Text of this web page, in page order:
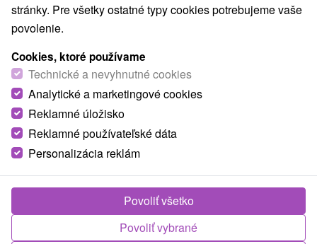
Domalenka Topka: Špeciálny pobyt v
kúpeľoch v srdci Štiavnických vrchov
Kúpele Sklené Teplice
Plná Penzia
Pobyt zahŕňa vstupnú lekársku prehliadku, 2
procedúry na noc, neobmedzený vstup do vody,
stránky. Pre všetky ostatné typy cookies potrebujeme vaše
povolenie.
Cookies, ktoré používame
Technické a nevyhnutné cookies
Analytické a marketingové cookies
Reklamné úložisko
Reklamné používateľské dáta
Personalizácia reklám
Povoliť vybrané
Povoliť všetko